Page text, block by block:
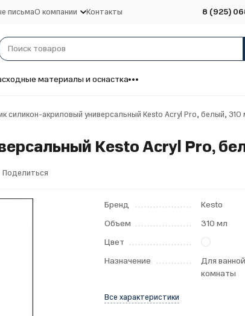
письмаО компании Контакты 8 (925)
материалы и оснастка
силикон-акриловый универсальный Kesto Acryl Pro, белый, 310
Kesto Acryl Pro,
Поделиться
Бренд
Kesto
Объем
310 мл
Цвет
Назначение
Для ванной
комнаты
Все характеристики